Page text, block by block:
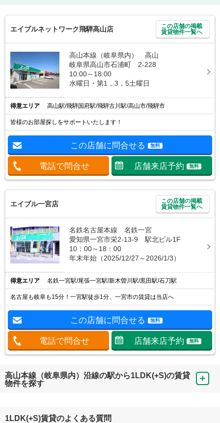
エイブルネットワーク飛騨高山店
この店舗の掲載
賃貸物件一覧へ
高山本線（岐阜県内） 高山
岐阜県高山市石浦町 2-228
10:00～18:00
水曜日・第1，3，5土曜日
得意エリア 高山駅/飛騨国府駅/飛騨古川駅/高山市/飛騨市
皆様のお部屋探しをサポートいたします！
この店舗に問合せる 無料
電話で問合せ 店舗来店予約 無料
エイブル一宮店
この店舗の掲載
賃貸物件一覧へ
名鉄名古屋本線 名鉄一宮
愛知県一宮市栄2-13-9 駅北ビル1F
10：00～18：00
年末年始（2025/12/27～2026/1/3）
得意エリア 名鉄一宮駅/尾張一宮駅/新木曽川駅/黒田駅/石刀駅
名古屋も岐阜も15分！一宮駅徒歩1分、一宮市の賃貸は当店へ
この店舗に問合せる 無料
電話で問合せ 店舗来店予約 無料
高山本線（岐阜県内）沿線の駅から1LDK(+S)の賃貸
物件を探す
1LDK(+S)賃貸のよくある質問